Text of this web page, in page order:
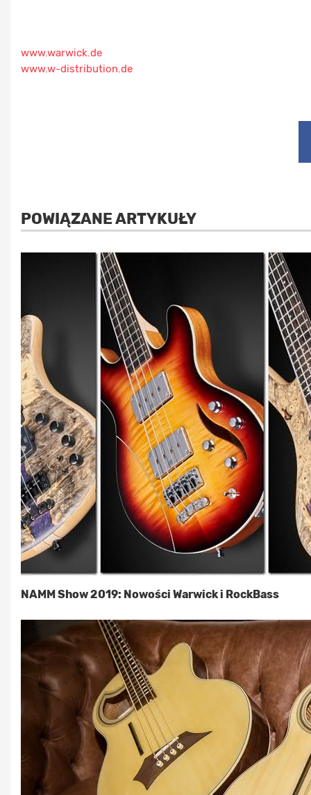
www.warwick.de
www.w-distribution.de
POWIĄZANE ARTYKUŁY
NAMM Show 2019: Nowości Warwick i RockBass